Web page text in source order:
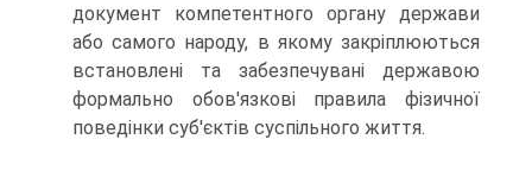
документ компетентного органу держави
або самого народу, в якому закріплюються
встановлені та забезпечувані державою
формально обов'язкові правила фізичної
поведінки суб'єктів суспільного життя.